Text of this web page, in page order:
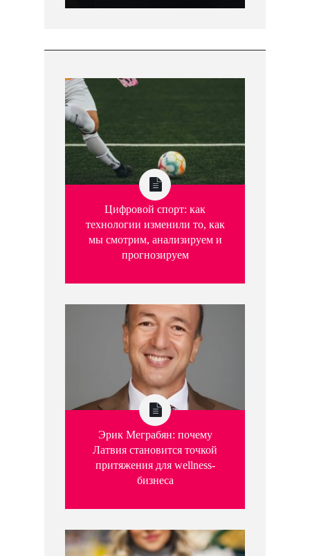
Цифровой спорт: как
технологии изменили то, как
мы смотрим, анализируем и
прогнозируем
Эрик Меграбян: почему
Латвия становится точкой
притяжения для wellness-
бизнеса